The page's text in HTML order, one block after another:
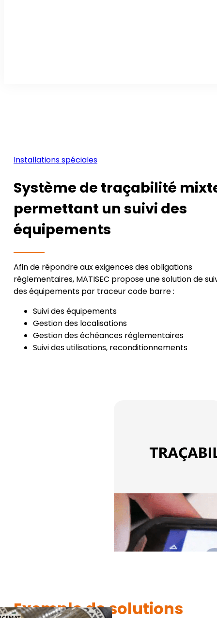
Installations spéciales
Système de traçabilité
permettant un suivi des
équipements
Afin de répondre aux exigences des obligations
réglementaires, MATISEC propose une solution de
des équipements par traceur code barre :
Suivi des équipements
Gestion des localisations
Gestion des échéances réglementaires
Suivi des utilisations, reconditionnements
Exemple de solutions